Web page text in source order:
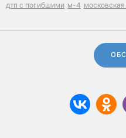
дтп с погибшими м-4